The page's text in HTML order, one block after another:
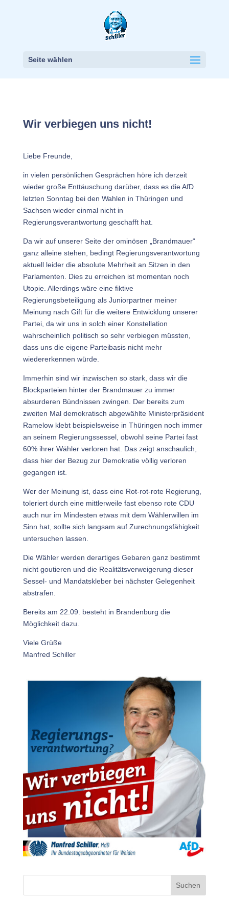
Seite wählen
Wir verbiegen uns nicht!
Liebe Freunde,
in vielen persönlichen Gesprächen höre ich derzeit
wieder große Enttäuschung darüber, dass es die AfD
letzten Sonntag bei den Wahlen in Thüringen und
Sachsen wieder einmal nicht in
Regierungsverantwortung geschafft hat.
Da wir auf unserer Seite der ominösen „Brandmauer“
ganz alleine stehen, bedingt Regierungsverantwortung
aktuell leider die absolute Mehrheit an Sitzen in den
Parlamenten. Dies zu erreichen ist momentan noch
Utopie. Allerdings wäre eine fiktive
Regierungsbeteiligung als Juniorpartner meiner
Meinung nach Gift für die weitere Entwicklung unserer
Partei, da wir uns in solch einer Konstellation
wahrscheinlich politisch so sehr verbiegen müssten,
dass uns die eigene Parteibasis nicht mehr
wiedererkennen würde.
Immerhin sind wir inzwischen so stark, dass wir die
Blockparteien hinter der Brandmauer zu immer
absurderen Bündnissen zwingen. Der bereits zum
zweiten Mal demokratisch abgewählte Ministerpräsident
Ramelow klebt beispielsweise in Thüringen noch immer
an seinem Regierungssessel, obwohl seine Partei fast
60% ihrer Wähler verloren hat. Das zeigt anschaulich,
dass hier der Bezug zur Demokratie völlig verloren
gegangen ist.
Wer der Meinung ist, dass eine Rot-rot-rote Regierung,
toleriert durch eine mittlerweile fast ebenso rote CDU
auch nur im Mindesten etwas mit dem Wählerwillen im
Sinn hat, sollte sich langsam auf Zurechnungsfähigkeit
untersuchen lassen.
Die Wähler werden derartiges Gebaren ganz bestimmt
nicht goutieren und die Realitätsverweigerung dieser
Sessel- und Mandatskleber bei nächster Gelegenheit
abstrafen.
Bereits am 22.09. besteht in Brandenburg die
Möglichkeit dazu.
Viele Grüße
Manfred Schiller
Suchen